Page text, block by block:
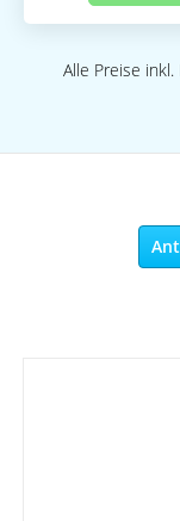
Alle Preise